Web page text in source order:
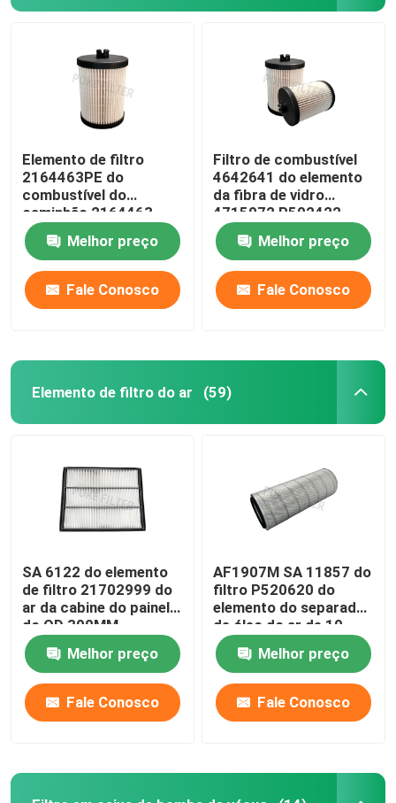
Elemento de filtro
2164463PE do
combustível do
caminhão 2164463
2277129 2277129PE
1852006 1852006PE
Melhor preço
Fale Conosco
Filtro de combustível
4642641 do elemento
da fibra de vidro
4715072 P502422
Khh0534 Me301897
Me306305Melhor preço
Fale Conosco
Elemento de filtro do ar (59)
SA 6122 do elemento
de filtro 21702999 do
ar da cabine do painel
do OD 300MM
Melhor preço
Fale Conosco
AF1907M SA 11857 do
filtro P520620 do
elemento do separador
de óleo do ar de 10
mícrons para o
equipamento de furo
Melhor preço
Fale Conosco